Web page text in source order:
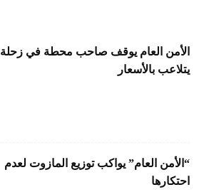
الأمن العام يوقف صاحب محطة في زحلة
يتلاعب بالأسعار
“الأمن العام” يواكب توزيع المازوت لعدم
احتكارها